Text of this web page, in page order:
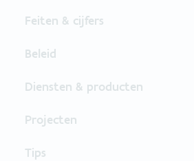
Feiten & cijfers
Beleid
Diensten & producten
Projecten
Tips